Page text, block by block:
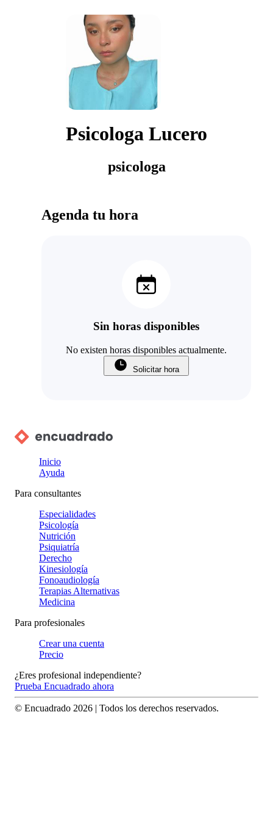
Psicologa Lucero
psicologa
Agenda tu hora
Sin horas disponibles
No existen horas disponibles actualmente.
Solicitar hora
Inicio
Ayuda
Para consultantes
Especialidades
Psicología
Nutrición
Psiquiatría
Derecho
Kinesiología
Fonoaudiología
Terapias Alternativas
Medicina
Para profesionales
Crear una cuenta
Precio
¿Eres profesional independiente?
Prueba Encuadrado ahora
© Encuadrado 2026 | Todos los derechos reservados.